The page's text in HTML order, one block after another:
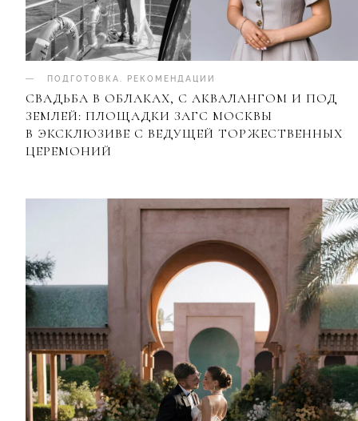
ПОДГОТОВКА. РЕКОМЕНДАЦИИ
СВАДЬБА В ОБЛАКАХ, С АКВАЛАНГОМ И ПОД
ЗЕМЛЕЙ: ПЛОЩАДКИ ЗАГС МОСКВЫ
В ЭКСКЛЮЗИВЕ С ВЕДУЩЕЙ ТОРЖЕСТВЕННЫХ
ЦЕРЕМОНИЙ